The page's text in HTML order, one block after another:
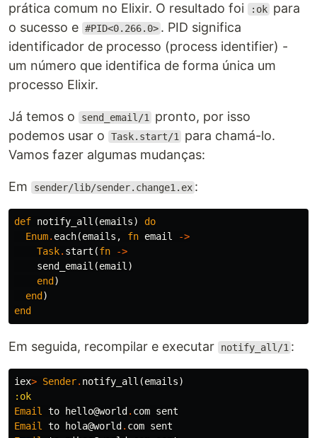
prática comum no Elixir. O resultado foi
:ok para
o sucesso e #PID<0.266.0> . PID significa
identificador de processo (process identifier) -
um número que identifica de forma única um
processo Elixir.
Já temos o send_email/1
pronto, por isso
podemos usar o
Task.start/1
para chamá-lo.
Vamos fazer algumas mudanças:
Em sender/lib/sender.change1.ex :
def notify_all (emails)
do
Enum. each(emails , fn email
->
Task. start (fn
->
send_email (email )
end )
end )
end
Em seguida, recompilar e executar notify_all/1 :
iex> Sender. notify_all (emails)
:ok
Email
to hello@world . com sent
Email
to hola@world . com sent